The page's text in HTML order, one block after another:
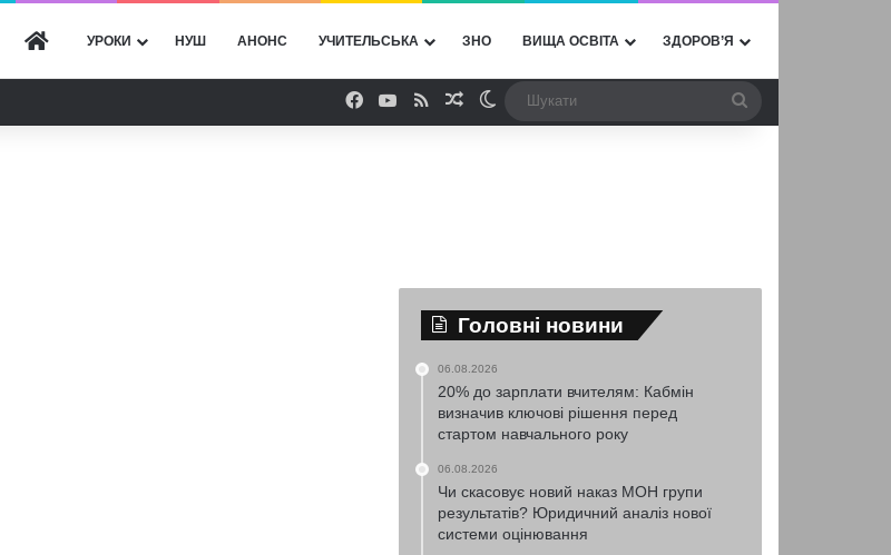
ГОЛОВНА
УРОКИ НУШ АНОНС УЧИТЕЛЬСЬКА ЗНО ВИЩА ОСВІТА ЗДОРОВ’Я
Facebook
YouTube
RSSВипадкова стаття
Switch skin
Головні новини
06.08.2026
20% до зарплати вчителям: Кабмін
визначив ключові рішення перед
стартом навчального року
06.08.2026
Чи скасовує новий наказ МОН групи
результатів? Юридичний аналіз нової
системи оцінювання